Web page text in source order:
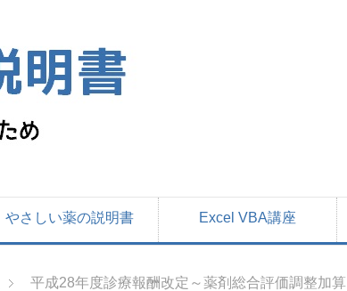
やさしい薬の説明書 Excel VBA講座
平成28年度診療報酬改定～薬剤総合評価調整加算